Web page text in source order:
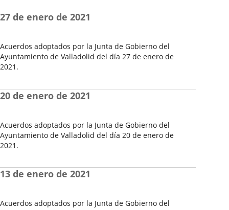
Acuerdos adoptados por la Junta de Gobierno del
Ayuntamiento de Valladolid del día 27 de enero de
2021.
de
la
27 de enero de 2021
Acuerdos adoptados por la Junta de Gobierno del
Ayuntamiento de Valladolid del día 20 de enero de
2021.
de
la
20 de enero de 2021
Acuerdos adoptados por la Junta de Gobierno del
13 de enero de 2021